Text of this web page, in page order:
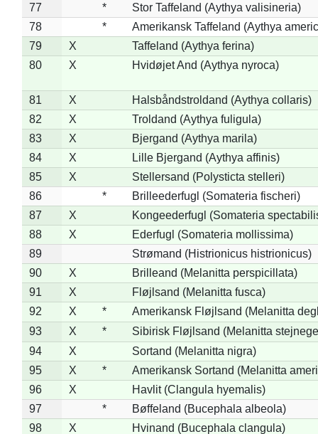
77
*
Stor Taffeland (Aythya valisineria)
78
*
Amerikansk Taffeland (Aythya
79
X
Taffeland (Aythya ferina)
80
X Hvidøjet And (Aythya nyroca)
81 X
Halsbåndstroldand (Aythya collaris)
82
X
Troldand (Aythya fuligula)
83
X
Bjergand (Aythya marila)
84
X
Lille Bjergand (Aythya affinis)
85
X
Stellersand (Polysticta stelleri)
86
*
Brilleederfugl (Somateria fischeri)
87
X
Kongeederfugl (Somateria
88
X
Ederfugl (Somateria mollissima)
89
Strømand (Histrionicus histrionicus)
90
X
Brilleand (Melanitta perspicillata)
91
X
Fløjlsand (Melanitta fusca)
92
X *
Amerikansk Fløjlsand (Melanitta
93
X *
Sibirisk Fløjlsand (Melanitta
94
X
Sortand (Melanitta nigra)
95
X *
Amerikansk Sortand (Melanitta
96
X
Havlit (Clangula hyemalis)
97
*
Bøffeland (Bucephala albeola)
98
X Hvinand (Bucephala clangula)